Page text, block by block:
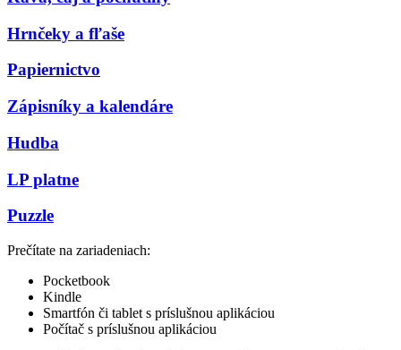
Hrnčeky a fľaše
Papiernictvo
Zápisníky a kalendáre
Hudba
LP platne
Puzzle
Prečítate na zariadeniach:
Pocketbook
Kindle
Smartfón či tablet s príslušnou aplikáciou
Počítač s príslušnou aplikáciou